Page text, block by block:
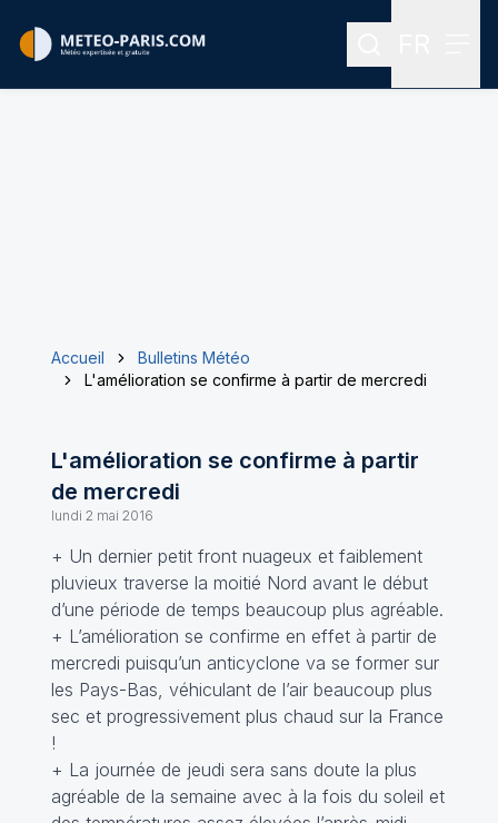
Rechercher
Accueil
Bulletins Météo
L'amélioration se confirme à partir de mercredi
L'amélioration se confirme à partir
de mercredi
lundi 2 mai 2016
+ Un dernier petit front nuageux et faiblement
pluvieux traverse la moitié Nord avant le début
d’une période de temps beaucoup plus agréable.
+ L’amélioration se confirme en effet à partir de
mercredi puisqu’un anticyclone va se former sur
les Pays-Bas, véhiculant de l’air beaucoup plus
sec et progressivement plus chaud sur la France
!
+ La journée de jeudi sera sans doute la plus
agréable de la semaine avec à la fois du soleil et